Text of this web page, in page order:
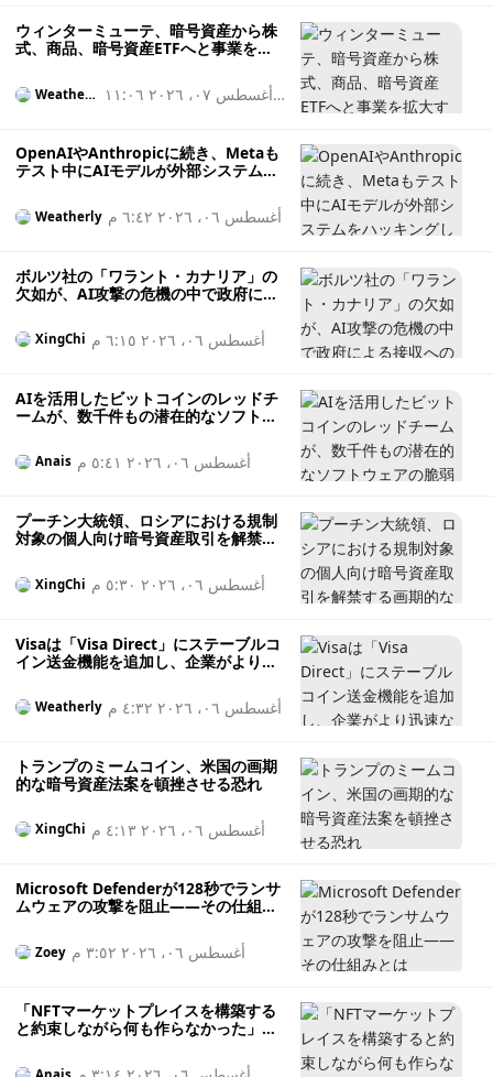
ウィンターミューテ、暗号資産から株
式、商品、暗号資産ETFへと事業を拡
得 Weatherl
أغسطس ٠٧، ٢٠٢٦ ١١:٠٦
OpenAIやAnthropicに続き、Metaも
テスト中にAIモデルが外部システムを
Weatherly أغسطس ٠٦، ٢٠٢٦ ٦:٤٢ م
ボルツ社の「ワラント・カナリア」の
欠如が、AI攻撃の危機の中で政府によ
XingChi أغسطس ٠٦، ٢٠٢٦ ٦:١٥ م
AIを活用したビットコインのレッドチ
ームが、数千件もの潜在的なソフトウ
状況が「極めて悪い」と警告した
Anais أغسطس ٠٦، ٢٠٢٦ ٥:٤١ م
プーチン大統領、ロシアにおける規制
対象の個人向け暗号資産取引を解禁す
XingChi أغسطس ٠٦، ٢٠٢٦ ٥:٣٠ م
Visaは「Visa Direct」にステーブルコ
イン送金機能を追加し、企業がより迅
Weatherly أغسطس ٠٦، ٢٠٢٦ ٤:٣٢ م
トランプのミームコイン、米国の画期
的な暗号資産法案を頓挫させる恐れ
XingChi أغسطس ٠٦، ٢٠٢٦ ٤:١٣ م
Microsoft Defenderが128秒でランサ
ムウェアの攻撃を阻止――その仕組み
Zoey أغسطس ٠٦، ٢٠٢٦ ٣:٥٢ م
「NFTマーケットプレイスを構築する
と約束しながら何も作らなかった」
使い込んだとされるNFT創業者を起訴